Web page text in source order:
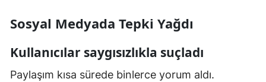
Sosyal Medyada Tepki Yağdı
Kullanıcılar saygısızlıkla suçladı
Paylaşım kısa sürede binlerce yorum aldı.